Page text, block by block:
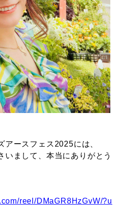
アースフェス2025には、
いまして、本当にありがとう
reel/DMaGR8HzGvW/?u